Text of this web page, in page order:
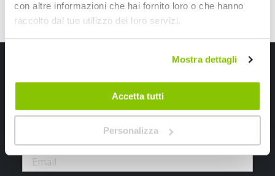
con altre informazioni che hai fornito loro o che hanno
raccolto dal tuo utilizzo dei loro servizi.
Mostra dettagli
Accetta tutti
Personalizza
Iscriviti alla newsletter Speedup